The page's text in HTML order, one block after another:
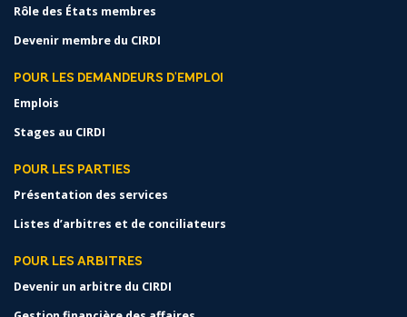
Rôle des États membres
Devenir membre du CIRDI
POUR LES DEMANDEURS D'EMPLOI
Emplois
Stages au CIRDI
POUR LES PARTIES
Présentation des services
Listes d’arbitres et de conciliateurs
POUR LES ARBITRES
Devenir un arbitre du CIRDI